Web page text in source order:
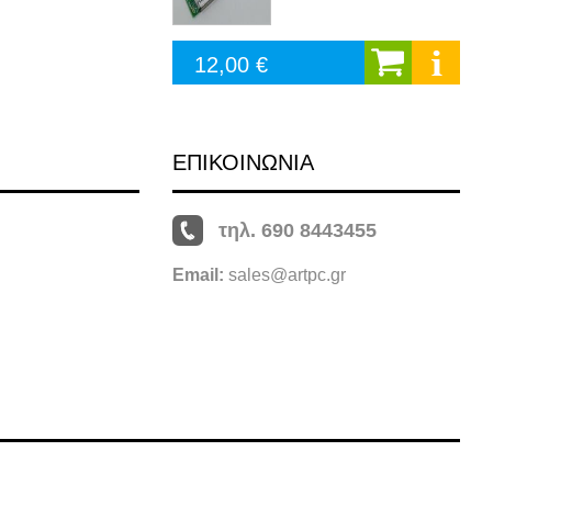
12,00 €
ΕΠΙΚΟΙΝΩΝΙΑ
τηλ. 690 8443455
Email: sales@artpc.gr